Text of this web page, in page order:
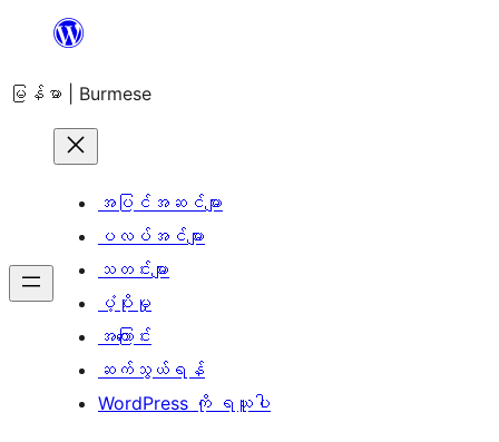
အကြောင်းအရာ
ကျော်သွား
မြန်မာ | Burmese
အပြင်အဆင်များ
ပလပ်အင်များ
သတင်းများ
ပံ့ပိုးမှု
အကြောင်း
ဆက်သွယ်ရန်
WordPress ကို ရယူပါ